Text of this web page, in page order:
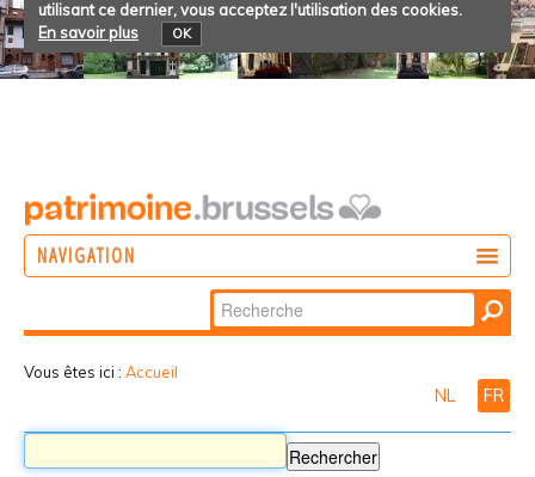
utilisant ce dernier, vous acceptez l'utilisation des cookies.
En savoir plus
OK
NAVIGATION
Chercher par
Recherche
Vous êtes ici : Accueil
NL FR